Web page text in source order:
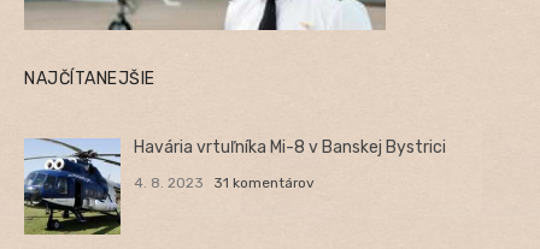
NAJČÍTANEJŠIE
Havária vrtuľníka Mi-8 v Banskej Bystrici
4. 8. 2023 31 komentárov